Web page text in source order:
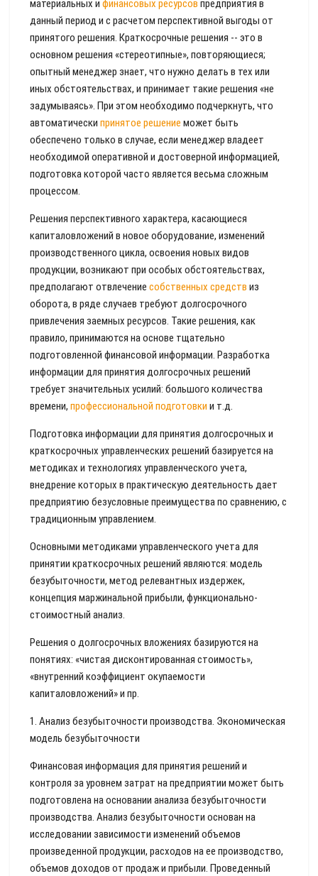
материальных и финансовых ресурсов предприятия в
данный период и с расчетом перспективной выгоды от
принятого решения. Краткосрочные решения -- это в
основном решения «стереотипные», повторяющиеся;
опытный менеджер знает, что нужно делать в тех или
иных обстоятельствах, и принимает такие решения «не
задумываясь». При этом необходимо подчеркнуть, что
автоматически принятое решение может быть
обеспечено только в случае, если менеджер владеет
необходимой оперативной и достоверной информацией,
подготовка которой часто является весьма сложным
процессом.
Решения перспективного характера, касающиеся
капиталовложений в новое оборудование, изменений
производственного цикла, освоения новых видов
продукции, возникают при особых обстоятельствах,
предполагают отвлечение собственных средств из
оборота, в ряде случаев требуют долгосрочного
привлечения заемных ресурсов. Такие решения, как
правило, принимаются на основе тщательно
подготовленной финансовой информации. Разработка
информации для принятия долгосрочных решений
требует значительных усилий: большого количества
времени, профессиональной подготовки и т.д.
Подготовка информации для принятия долгосрочных и
краткосрочных управленческих решений базируется на
методиках и технологиях управленческого учета,
внедрение которых в практическую деятельность дает
предприятию безусловные преимущества по сравнению, с
традиционным управлением.
Основными методиками управленческого учета для
принятии краткосрочных решений являются: модель
безубыточности, метод релевантных издержек,
концепция маржинальной прибыли, функционально-
стоимостный анализ.
Решения о долгосрочных вложениях базируются на
понятиях: «чистая дисконтированная стоимость»,
«внутренний коэффициент окупаемости
капиталовложений» и пр.
1. Анализ безубыточности производства. Экономическая
модель безубыточности
Финансовая информация для принятия решений и
контроля за уровнем затрат на предприятии может быть
подготовлена на основании анализа безубыточности
производства. Анализ безубыточности основан на
исследовании зависимости изменений объемов
произведенной продукции, расходов на ее производство,
объемов доходов от продаж и прибыли. Проведенный